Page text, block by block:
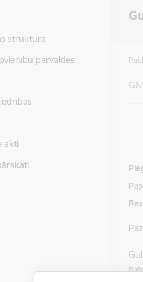
struktūra
pārvaldes
akti